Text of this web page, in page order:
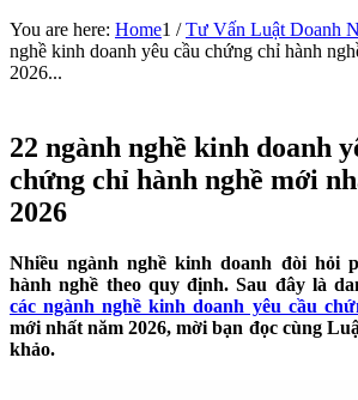
You are here: Home1 / Tư Vấn Luật Doanh
nghề kinh doanh yêu cầu chứng chỉ hành
2026...
22 ngành nghề kinh doanh
chứng chỉ hành nghề mới
2026
Nhiều ngành nghề kinh doanh đòi hỏi
hành nghề theo quy định. Sau đây là
các ngành nghề kinh doanh yêu cầu
mới nhất năm 2026, mời bạn đọc cùng
khảo.